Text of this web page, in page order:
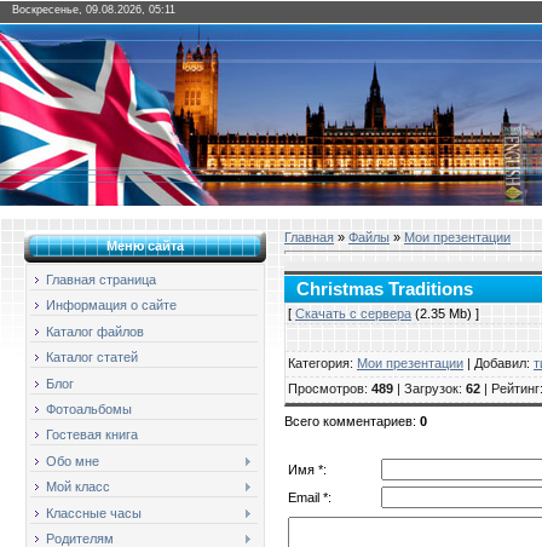
Воскресенье, 09.08.2026, 05:11
Меню сайта
Главная страница
Информация о сайте
Каталог файлов
Каталог статей
Блог
Фотоальбомы
Гостевая книга
Обо мне
Мой класс
Классные часы
Родителям
Главная » Файлы » Мои презентации
Christmas Traditions
[ Скачать с сервера (2.35 Mb) ]
Категория: Мои презентации | Добавил:
Просмотров: 489 | Загрузок: 62 | Рейтинг
Всего комментариев: 0
Имя *:
Email *: